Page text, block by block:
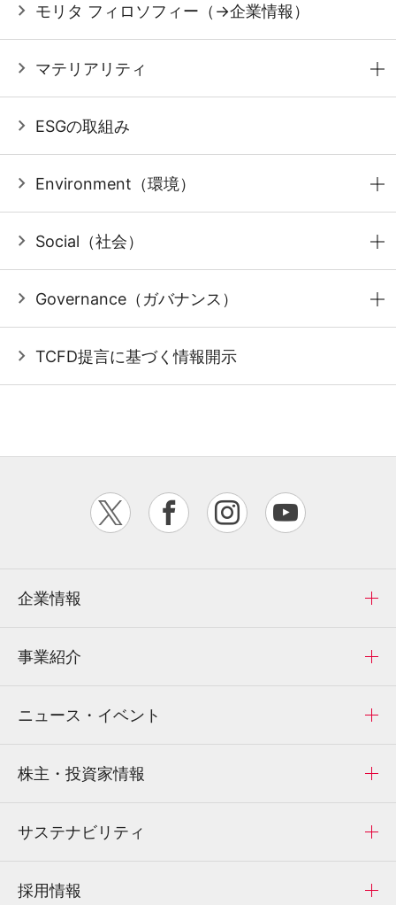
モリタ フィロソフィー（→企業情報）
マテリアリティ
ESGの取組み
Environment（環境）
Social（社会）
Governance（ガバナンス）
TCFD提言に基づく情報開示
企業情報
事業紹介
ニュース・イベント
株主・投資家情報
サステナビリティ
採用情報